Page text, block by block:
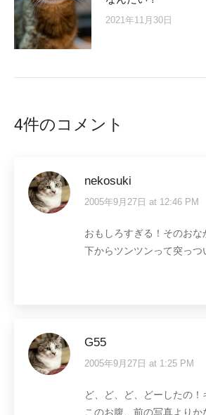
2021年11月30日
4件のコメント
nekosuki
says:
2005年9月27日 at 12:46 PM
おもしろすぎる！そのおな
下からツンツンって突っつ
G55
says:
2005年9月27日 at 1:25 PM
ど、ど、ど、どーしたの！
このお腹、前の写真よりか